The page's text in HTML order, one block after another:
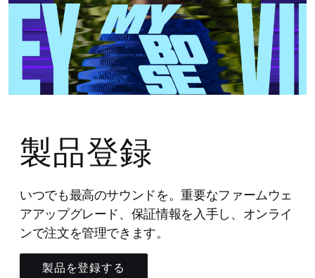
製品登録
いつでも最高のサウンドを。重要なファームウェ
アアップグレード、保証情報を入手し、オンライ
ンで注文を管理できます。
製品を登録する